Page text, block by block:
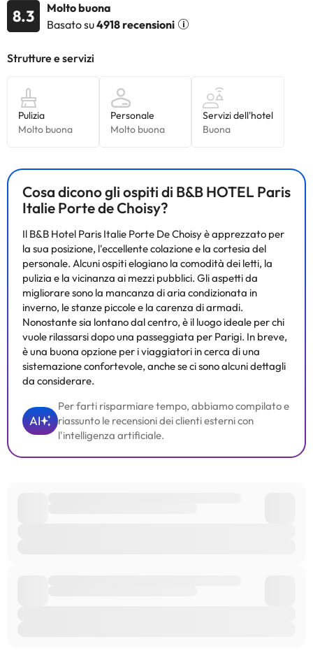
8.3
Molto buona
Basato su4918 recensioni
Cosa dicono gli ospiti di B&B HOTEL Paris
Italie Porte de Choisy?
Il B&B Hotel Paris Italie Porte De Choisy è apprezzato per
la sua posizione, l'eccellente colazione e la cortesia del
personale. Alcuni ospiti elogiano la comodità dei letti, la
pulizia e la vicinanza ai mezzi pubblici. Gli aspetti da
migliorare sono la mancanza di aria condizionata in
inverno, le stanze piccole e la carenza di armadi.
Nonostante sia lontano dal centro, è il luogo ideale per chi
vuole rilassarsi dopo una passeggiata per Parigi. In breve,
è una buona opzione per i viaggiatori in cerca di una
sistemazione confortevole, anche se ci sono alcuni dettagli
da considerare.
AI
Per farti risparmiare tempo, abbiamo compilato e
riassunto le recensioni dei clienti esterni con
l'intelligenza artificiale.